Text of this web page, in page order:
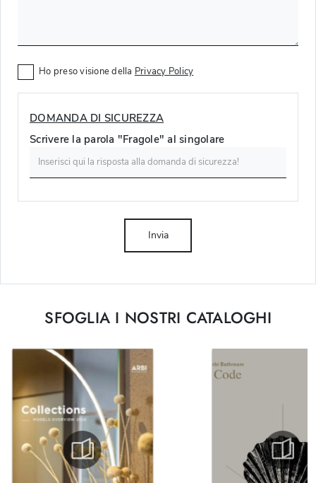
SFOGLIA I NOSTRI CATALOGHI
Ho preso visione della Privacy Policy
DOMANDA DI SICUREZZA
Scrivere la parola "Fragole" al singolare
Invia